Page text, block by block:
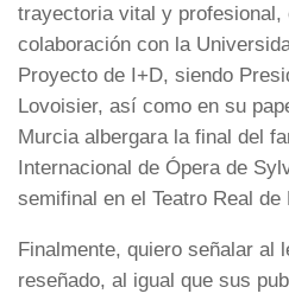
trayectoria vital y profesional,
colaboración con la
Proyecto de I+D, siendo
Lovoisier, así como en su
Murcia albergara la final del
Internacional de Ópera de
semifinal en el Teatro Real de
Finalmente, quiero señalar al
reseñado, al igual que sus